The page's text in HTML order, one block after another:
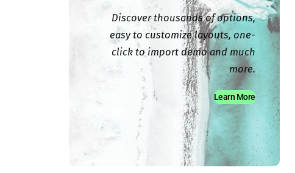
Discover thousands of options,
easy to customize layouts, one-
click to import demo and much
more.
Learn More